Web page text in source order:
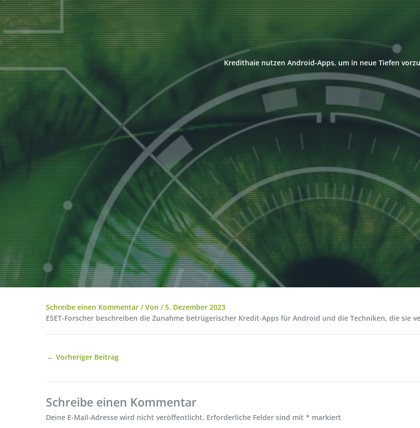
Kredithaie nutzen Android-Apps, um in neue Tiefen
Schreibe einen Kommentar / Von /5. Dezember 2023
ESET-Forscher beschreiben die Zunahme betrügerischer Kredit-Apps für Android und die Techniken, die sie
← Vorheriger Beitrag
Schreibe einen Kommentar
Deine E-Mail-Adresse wird nicht veröffentlicht. Erforderliche Felder sind mit * markiert